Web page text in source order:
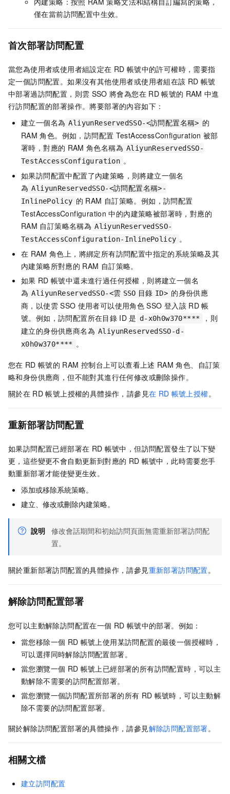
僅在當前訪問配置中生效。
首次部署訪問配置
當您為使用者或使用者組設定在 RD 帳號中的許可權時，需要指
定一個訪問配置。如果沒有其他使用者或使用者組在該 RD 帳號
中部署過訪問配置，則雲 SSO 將會為您在 RD 帳號的 RAM 中進
行訪問配置的部署操作。將要部署的內容如下：
建立一個名為 AliyunReservedSSO-<訪問配置名稱> 的
RAM 角色。例如，訪問配置 TestAccessConfiguration 被部
署時，對應的 RAM 角色名稱為 AliyunReservedSSO-
TestAccessConfiguration 。
如果訪問配置中配置了內建策略，則將建立一個名
為 AliyunReservedSSO-<訪問配置名稱>-
InlinePolicy 的 RAM 自訂策略。例如，訪問配置
TestAccessConfiguration 中的內建策略被部署時，對應的
RAM 自訂策略名稱為 AliyunReservedSSO-
TestAccessConfiguration-InlinePolicy 。
在 RAM 角色上，將綁定所有訪問配置中指定的系統策略及其
內建策略所對應的 RAM 自訂策略。
如果 RD 帳號中還未進行過任何授權，則將建立一個名
為 AliyunReservedSSO-<雲 SSO 目錄 ID> 的身份供應
商，以使雲 SSO 使用者可以使用角色 SSO 登入該 RD 帳
號。例如，訪問配置所在目錄 ID 是 d-x0h0w370****
，則
建立的身份供應商名為 AliyunReservedSSO-d-
x0h0w370**** 。
您在 RD 帳號的 RAM 控制台上可以查看上述 RAM 角色、自訂策
略和身份供應商，但不能對其進行任何修改或刪除操作。
關於在 RD 帳號上授權的具體操作，請參見在 RD 帳號上授權。
重新部署訪問配置
如果訪問配置已經部署在 RD 帳號中，但訪問配置發生了以下變
更，這些變更不會自動更新到對應的 RD 帳號中，此時需要您手
動重新部署才能使變更生效。
添加或移除系統策略。
建立、修改或刪除內建策略。
說明 修改會話期間和初始訪問頁面無需重新部署訪問配
置。
關於重新部署訪問配置的具體操作，請參見重新部署訪問配置。
解除訪問配置部署
您可以主動解除訪問配置在一個 RD 帳號中的部署。例如：
當您移除一個 RD 帳號上使用某訪問配置的最後一個授權時，
可以選擇同時解除訪問配置部署。
當您瀏覽一個 RD 帳號上已經部署的所有訪問配置時，可以主
動解除不需要的訪問配置部署。
當您瀏覽一個訪問配置所部署的所有 RD 帳號時，可以主動解
除不需要的訪問配置部署。
關於解除訪問配置部署的具體操作，請參見解除訪問配置部署。
相關文檔
建立訪問配置